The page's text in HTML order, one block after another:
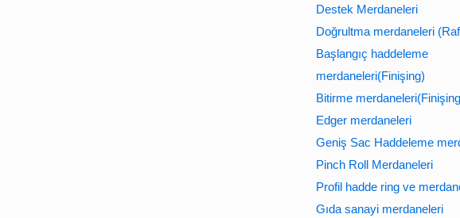
Destek Merdaneleri
Doğrultma merdaneleri
Başlangıç haddeleme
merdaneleri(Finişing)
Bitirme
Edger merdaneleri
Geniş Sac Haddeleme
Pinch Roll Merdaneleri
Profil hadde ring ve
Gıda sanayi merdaneleri